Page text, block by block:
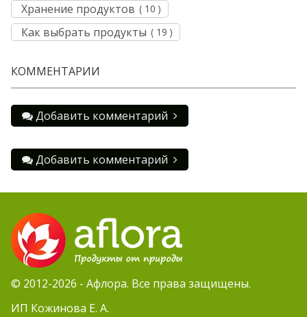
Хранение продуктов ( 10 )
Как выбрать продукты ( 19 )
КОММЕНТАРИИ
Добавить комментарий
Добавить комментарий
© 2012-2026 - Афлора. Все права защищены.
ИП Кожинова Е. А.